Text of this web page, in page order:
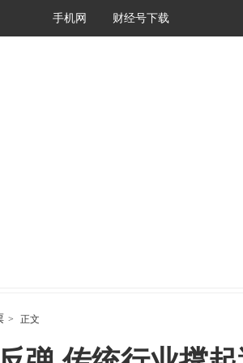
手机网 财经号下载
> 正文